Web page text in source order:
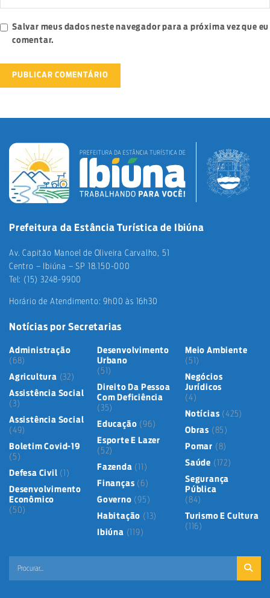
Salvar meus dados neste navegador para a próxima vez que eu
comentar.
Prefeitura da Estância Turística de Ibiúna
Av. Capitão Manoel de Oliveira Carvalho, 51
Centro – Ibiúna – SP 18.150-000
Tel: (15) 3248-9900
Horário de Atendimento: 9h00 às 16h30
Notícias por Secretarias
Administração
(68)
Agricultura (32)
Assistência Social
(3)
Assistência Social
(49)
Boletim Covid-19
(5)
Defesa Civil (1)
Desenvolvimento
Econômico
(50)
Desenvolvimento
Urbano
(51)
Direito Da Pessoa
Com Deficiência
(35)
Educação (96)
Esporte E Lazer
(52)
Fazenda (11)
Finanças (6)
Governo (95)
Habitação (13)
Ibiúna (119)
Meio Ambiente
(51)
Negócios
Jurídicos
(4)
Notícias (425)
Obras (85)
Pomar (8)
Saúde (172)
Segurança
Pública
(84)
Turismo E Cultura
(116)